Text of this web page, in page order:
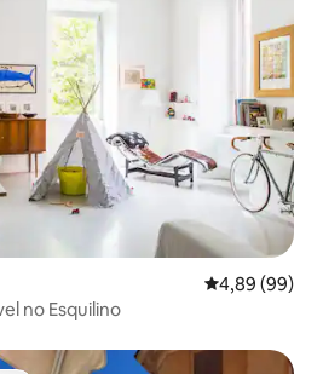
Classificação
4,89 (99)
no Esquilino